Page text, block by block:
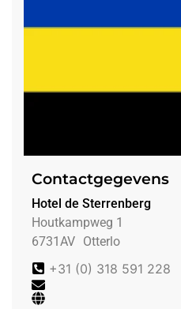
Contactgegevens
Hotel de Sterrenberg
Houtkampweg 1
6731AV Otterlo
+31 (0) 318 591 228